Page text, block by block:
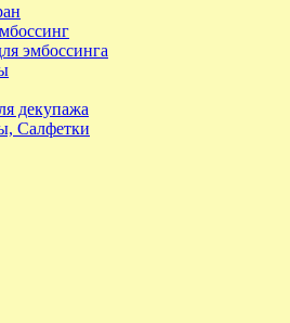
эмбоссинга
декупажа
Салфетки